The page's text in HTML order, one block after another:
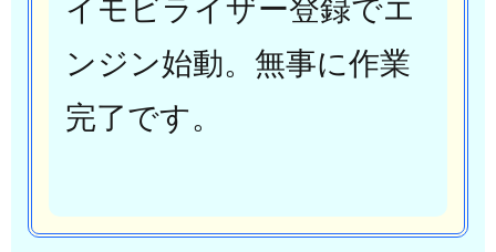
イモビライザー登録でエ
ンジン始動。無事に作業
完了です。